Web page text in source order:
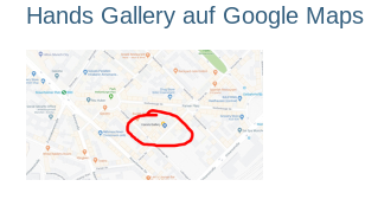
Hands Gallery auf Google Maps